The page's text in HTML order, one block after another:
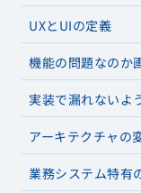
UXとUIの定義
機能の問題なのか
実装で漏れないよ
アーキテクチャの
業務システム特有